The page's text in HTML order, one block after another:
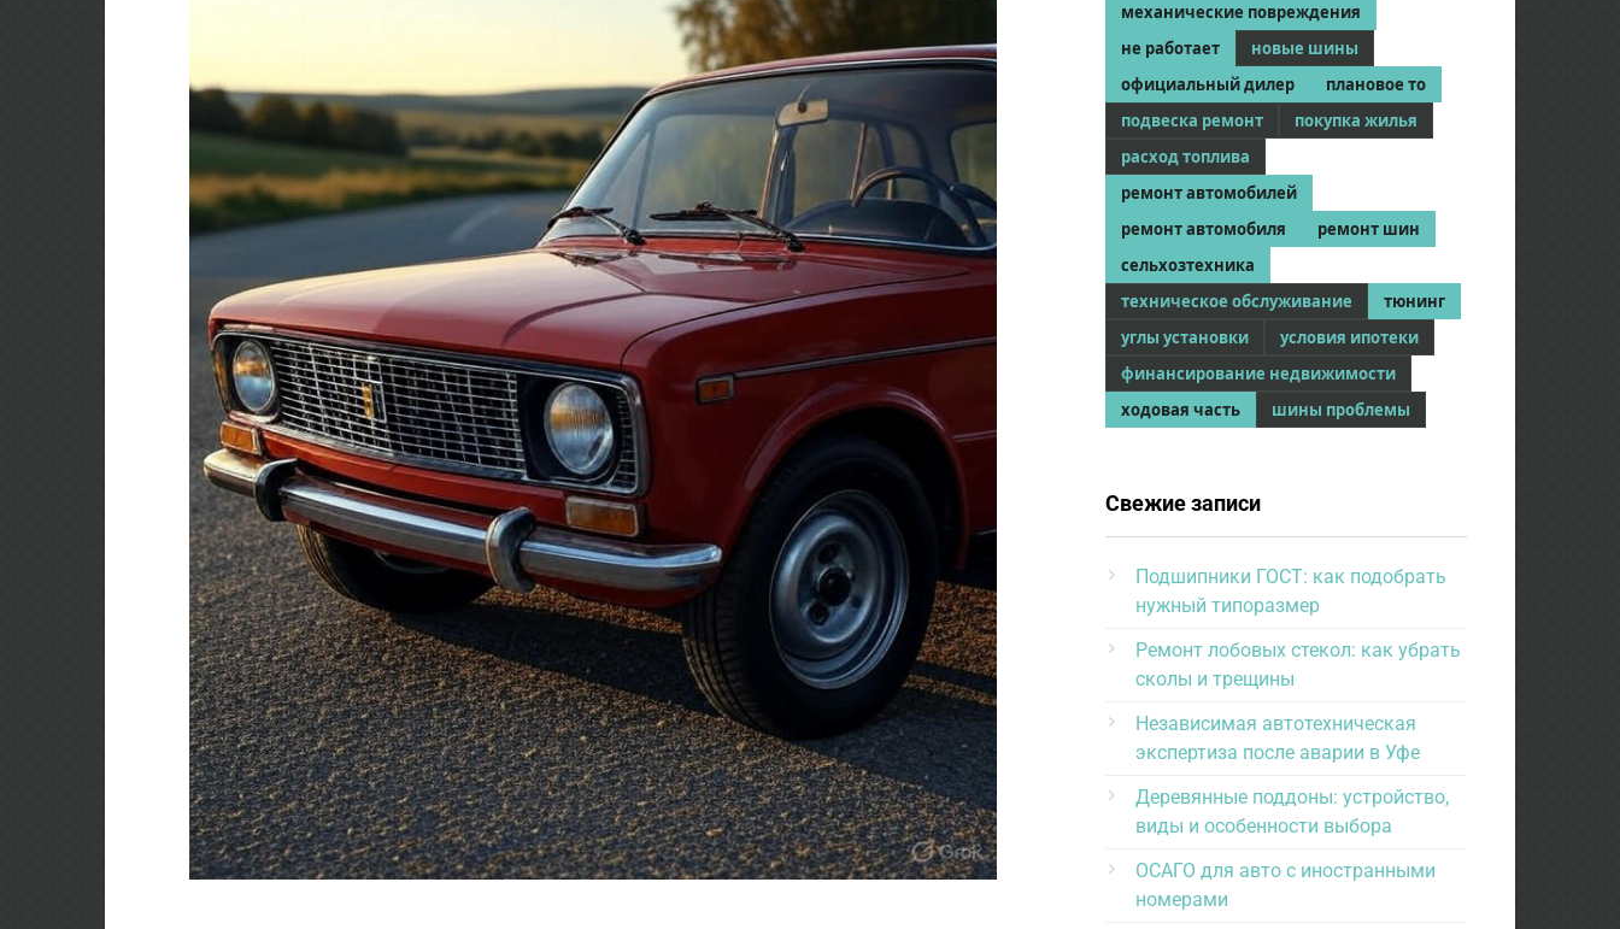
механические повреждения
не работает
новые шины
официальный дилер
плановое то
подвеска ремонт
покупка жилья
расход топлива
ремонт автомобилей
ремонт автомобиля
ремонт шин
сельхозтехника
техническое обслуживание
тюнинг
углы установки
условия ипотеки
финансирование недвижимости
ходовая часть
шины проблемы
Свежие записи
Подшипники ГОСТ: как подобрать
нужный типоразмер
Ремонт лобовых стекол: как убрать
сколы и трещины
Независимая автотехническая
экспертиза после аварии в Уфе
Деревянные поддоны: устройство,
виды и особенности выбора
ОСАГО для авто с иностранными
номерами